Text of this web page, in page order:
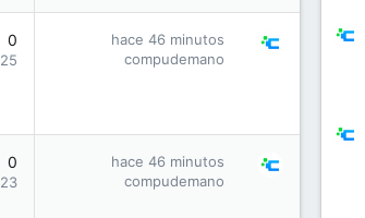
0
25
hace 46 minutos
compudemano
0
23
hace 46 minutos
compudemano